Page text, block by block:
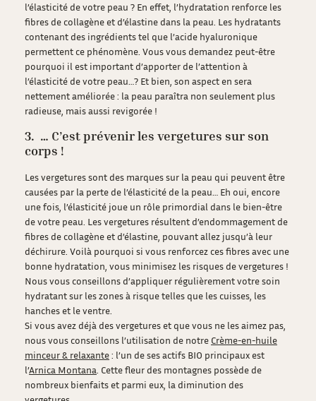
l’élasticité de votre peau ? En effet, l’hydratation renforce les
fibres de collagène et d’élastine dans la peau. Les hydratants
contenant des ingrédients tel que l’acide hyaluronique
permettent ce phénomène. Vous vous demandez peut-être
pourquoi il est important d’apporter de l’attention à
l’élasticité de votre peau…? Et bien, son aspect en sera
nettement améliorée : la peau paraîtra non seulement plus
radieuse, mais aussi revigorée !
3. … C’est prévenir les vergetures sur son
corps !
Les vergetures sont des marques sur la peau qui peuvent être
causées par la perte de l’élasticité de la peau… Eh oui, encore
une fois, l’élasticité joue un rôle primordial dans le bien-être
de votre peau. Les vergetures résultent d’endommagement de
fibres de collagène et d’élastine, pouvant allez jusqu’à leur
déchirure. Voilà pourquoi si vous renforcez ces fibres avec une
bonne hydratation, vous minimisez les risques de vergetures !
Nous vous conseillons d’appliquer régulièrement votre soin
hydratant sur les zones à risque telles que les cuisses, les
hanches et le ventre.
Si vous avez déjà des vergetures et que vous ne les aimez pas,
nous vous conseillons l’utilisation de notre Crème-en-huile
minceur & relaxante: l’un de ses actifs BIO principaux est
l’Arnica Montana . Cette fleur des montagnes possède de
nombreux bienfaits et parmi eux, la diminution des